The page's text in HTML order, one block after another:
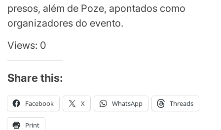
presos, além de Poze, apontados como
organizadores do evento.
Views: 0
Share this:
Facebook X WhatsApp Threads
Print